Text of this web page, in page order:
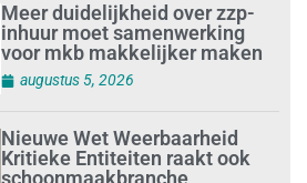
Meer duidelijkheid over zzp-
inhuur moet samenwerking
voor mkb makkelijker maken
augustus 5, 2026
Nieuwe Wet Weerbaarheid
Kritieke Entiteiten raakt ook
schoonmaakbranche